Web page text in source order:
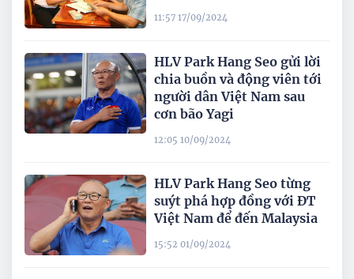
11:57 17/09/2024
HLV Park Hang Seo gửi lời
chia buồn và động viên tới
người dân Việt Nam sau
cơn bão Yagi
12:05 10/09/2024
HLV Park Hang Seo từng
suýt phá hợp đồng với ĐT
Việt Nam để đến Malaysia
15:52 01/09/2024